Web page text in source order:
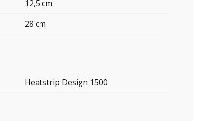
12,5 cm
28 cm
Heatstrip Design 1500